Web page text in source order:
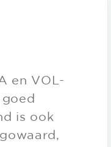
en VOL-
is ook